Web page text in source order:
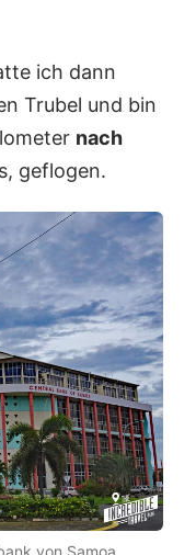
ich dann
Trubel und bin
nach
geflogen.
von Samoa